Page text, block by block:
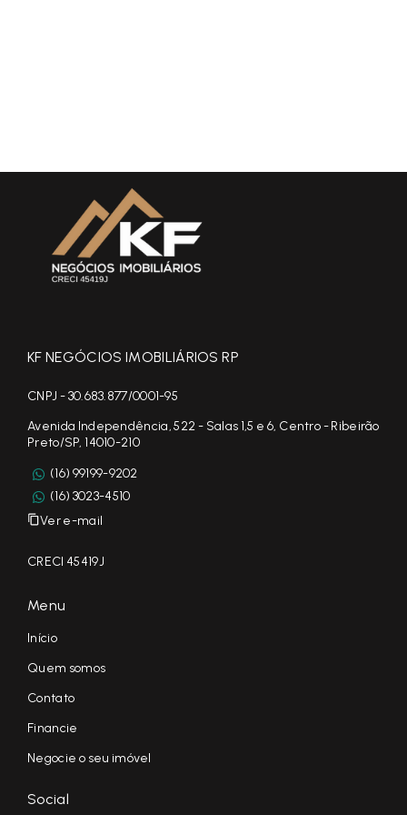
KF NEGÓCIOS IMOBILIÁRIOS RP
CNPJ - 30.683.877/0001-95
Avenida Independência, 522 - Salas 1,5 e 6, Centro - Ribeirão
Preto/SP, 14010-210
(16) 99199-9202
(16) 3023-4510
Ver e-mail
CRECI 45419J
Menu
Início
Quem somos
Contato
Financie
Negocie o seu imóvel
Social